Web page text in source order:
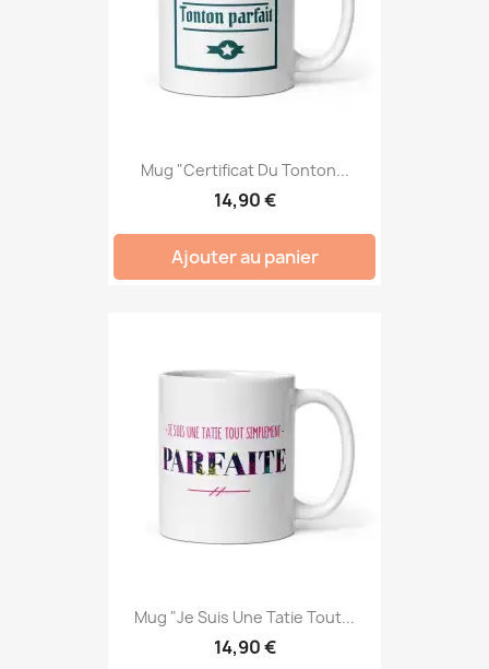
Mug "Certificat Du Tonton...
14,90 €
Ajouter au panier
Mug "Je Suis Une Tatie Tout...
14,90 €